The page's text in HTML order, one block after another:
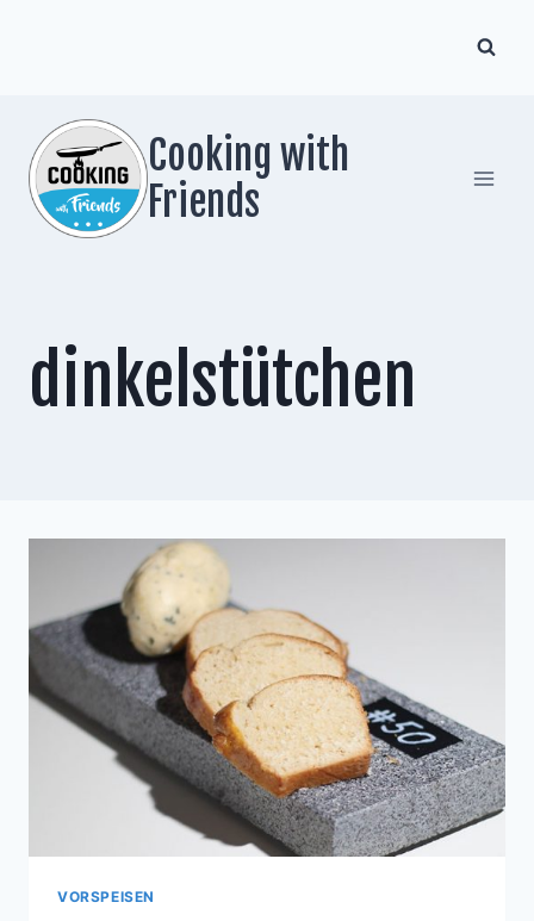
Cooking with
Friends
dinkelstütchen
VORSPEISEN